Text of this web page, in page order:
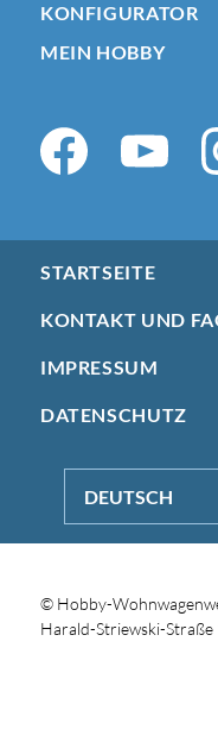
KONFIGURATOR
MEIN HOBBY
STARTSEITE
KONTAKT UND
IMPRESSUM
DATENSCHUTZ
DEUTSCH
© Hobby-
Harald-Striewski-